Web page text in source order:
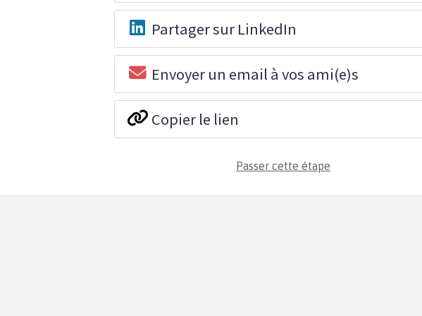
Partager sur LinkedIn
Envoyer un email à vos ami(e)s
Copier le lien
Passer cette étape